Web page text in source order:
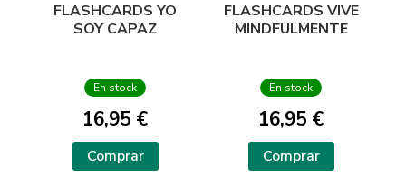
FLASHCARDS YO
SOY CAPAZ
En stock
16,95 €
Comprar
FLASHCARDS VIVE
MINDFULMENTE
En stock
16,95 €
Comprar